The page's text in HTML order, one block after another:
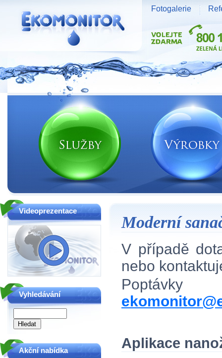
Moderní
V případě
nebo
Aplikace
Videoprezentace
Vyhledávání
Akční nabídka
Vodní zdroje Ekomonitor spol. s r.o.
Fotogalerie